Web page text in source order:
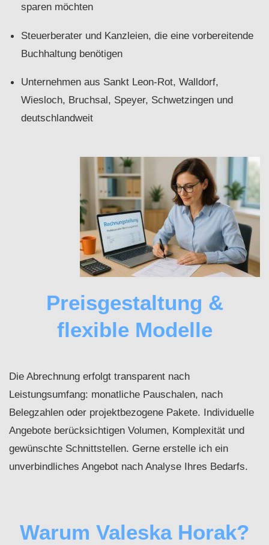
sparen möchten
Steuerberater und Kanzleien, die eine vorbereitende
Buchhaltung benötigen
Unternehmen aus Sankt Leon-Rot, Walldorf,
Wiesloch, Bruchsal, Speyer, Schwetzingen und
deutschlandweit
Preisgestaltung &
flexible Modelle
Die Abrechnung erfolgt transparent nach
Leistungsumfang: monatliche Pauschalen, nach
Belegzahlen oder projektbezogene Pakete. Individuelle
Angebote berücksichtigen Volumen, Komplexität und
gewünschte Schnittstellen. Gerne erstelle ich ein
unverbindliches Angebot nach Analyse Ihres Bedarfs.
Warum Valeska Horak?